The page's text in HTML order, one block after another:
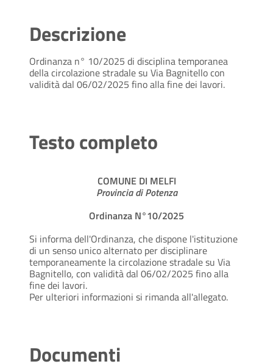
Descrizione
Ordinanza n° 10/2025 di disciplina temporanea
della circolazione stradale su Via Bagnitello con
validità dal 06/02/2025 fino alla fine dei lavori.
Testo completo
COMUNE DI MELFI
Provincia di Potenza
Ordinanza N°10/2025
Si informa dell'Ordinanza, che dispone l'istituzione
di un senso unico alternato per disciplinare
temporaneamente la circolazione stradale su Via
Bagnitello, con validità dal 06/02/2025 fino alla
fine dei lavori.
Per ulteriori informazioni si rimanda all'allegato.
Documenti